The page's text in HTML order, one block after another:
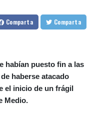
Comparta Comparta
habían puesto fin a las
haberse atacado
el inicio de un frágil
Medio.